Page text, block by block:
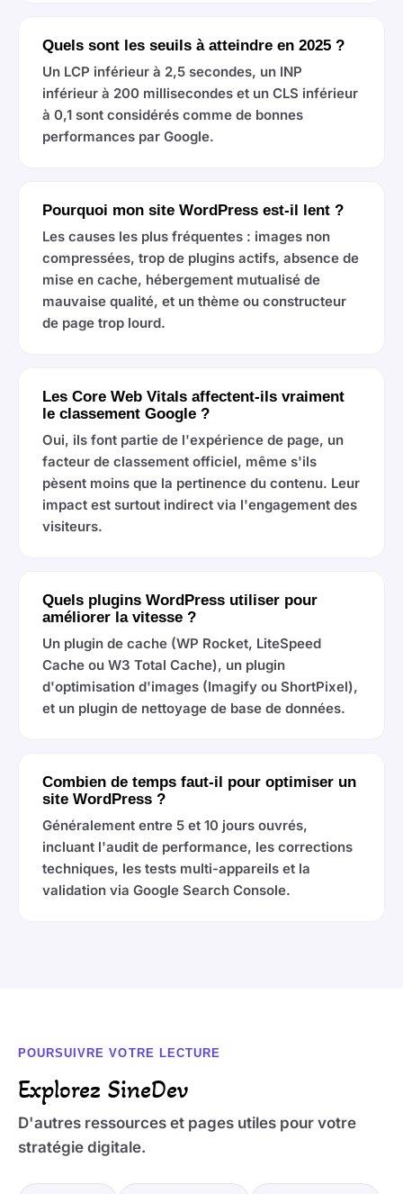
Quels sont les seuils à atteindre en 2025 ?
Un LCP inférieur à 2,5 secondes, un INP
inférieur à 200 millisecondes et un CLS inférieur
à 0,1 sont considérés comme de bonnes
performances par Google.
Pourquoi mon site WordPress est-il lent ?
Les causes les plus fréquentes : images non
compressées, trop de plugins actifs, absence de
mise en cache, hébergement mutualisé de
mauvaise qualité, et un thème ou constructeur
de page trop lourd.
Les Core Web Vitals affectent-ils vraiment
le classement Google ?
Oui, ils font partie de l'expérience de page, un
facteur de classement officiel, même s'ils
pèsent moins que la pertinence du contenu. Leur
impact est surtout indirect via l'engagement des
visiteurs.
Quels plugins WordPress utiliser pour
améliorer la vitesse ?
Un plugin de cache (WP Rocket, LiteSpeed
Cache ou W3 Total Cache), un plugin
d'optimisation d'images (Imagify ou ShortPixel),
et un plugin de nettoyage de base de données.
Combien de temps faut-il pour optimiser un
site WordPress ?
Généralement entre 5 et 10 jours ouvrés,
incluant l'audit de performance, les corrections
techniques, les tests multi-appareils et la
validation via Google Search Console.
POURSUIVRE VOTRE LECTURE
Explorez SineDev
D'autres ressources et pages utiles pour votre
stratégie digitale.